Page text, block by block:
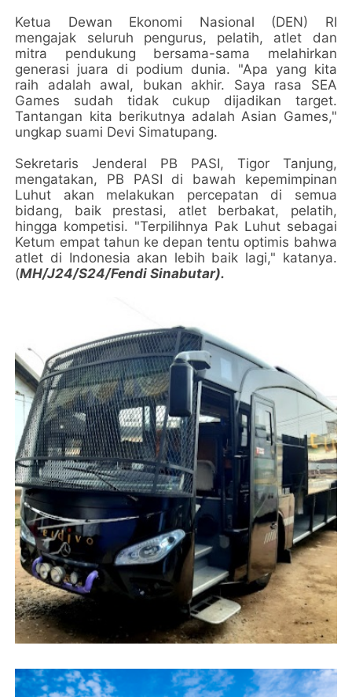
Ketua Dewan Ekonomi Nasional (DEN) RI
mengajak seluruh pengurus, pelatih, atlet dan
mitra pendukung bersama-sama melahirkan
generasi juara di podium dunia. "Apa yang kita
raih adalah awal, bukan akhir. Saya rasa SEA
Games sudah tidak cukup dijadikan target.
Tantangan kita berikutnya adalah Asian Games,"
ungkap suami Devi Simatupang.
Sekretaris Jenderal PB PASI, Tigor Tanjung,
mengatakan, PB PASI di bawah kepemimpinan
Luhut akan melakukan percepatan di semua
bidang, baik prestasi, atlet berbakat, pelatih,
hingga kompetisi. "Terpilihnya Pak Luhut sebagai
Ketum empat tahun ke depan tentu optimis bahwa
atlet di Indonesia akan lebih baik lagi," katanya.
(MH/J24/S24/Fendi Sinabutar).